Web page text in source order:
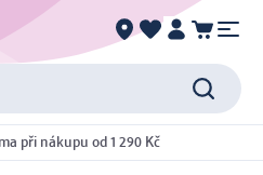
při nákupu od 1 290 Kč